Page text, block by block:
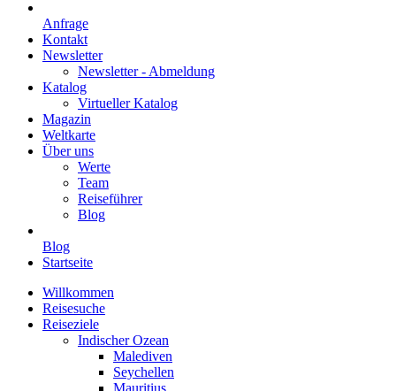
Anfrage
Kontakt
Newsletter
Newsletter - Abmeldung
Katalog
Virtueller Katalog
Magazin
Weltkarte
Über uns
Werte
Team
Reiseführer
Blog
Blog
Startseite
Willkommen
Reisesuche
Reiseziele
Indischer Ozean
Malediven
Seychellen
Mauritius